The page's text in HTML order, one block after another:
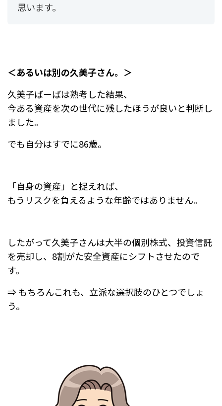
思います。
＜あるいは別の久美子さん。＞
久美子ばーばは熟考した結果、
今ある資産を次の世代に残したほうが良いと判断し
ました。
でも自分はすでに86歳。
「自身の資産」と捉えれば、
もうリスクを負えるような年齢ではありません。
したがって久美子さんは大半の個別株式、投資信託
を売却し、 8割がた安全資産にシフトさせたので
す。
⇒ もちろんこれも、立派な選択肢のひとつでしょ
う。